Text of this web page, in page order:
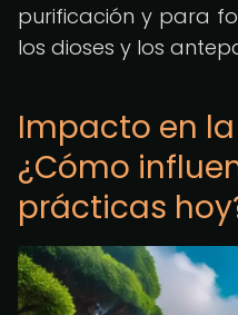
purificación y para
los dioses y los
Impacto en
¿Cómo
prácticas